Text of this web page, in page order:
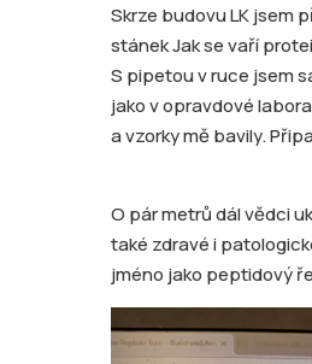
Skrze budovu LK jsem
stánek Jak se vaří
S pipetou v ruce jsem
jako v opravdové
a vzorky mě bavily.
O pár metrů dál vědci
také zdravé i
jméno jako peptidový